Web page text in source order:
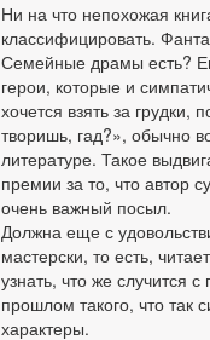
Ни на что непохожая
классифицировать.
Семейные драмы есть?
герои, которые и
хочется взять за грудки,
творишь, гад?», обычно
литературе. Такое
премии за то, что автор
очень важный посыл.
Должна еще с
мастерски, то есть,
узнать, что же случится
прошлом такого, что так
характеры.